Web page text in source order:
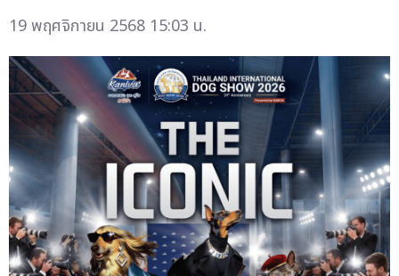
19 พฤศจิกายน 2568 15:03 น.